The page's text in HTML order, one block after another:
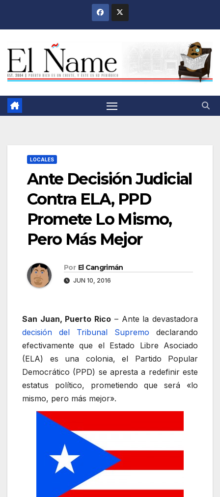
LOCALES
Ante Decisión Judicial
Contra ELA, PPD
Promete Lo Mismo,
Pero Más Mejor
Por El Cangrimán
JUN 10, 2016
San Juan, Puerto Rico – Ante la devastadora
decisión del Tribunal Supremo declarando
efectivamente que el Estado Libre Asociado
(ELA) es una colonia, el Partido Popular
Democrático (PPD) se apresta a redefinir este
estatus político, prometiendo que será «lo
mismo, pero más mejor».